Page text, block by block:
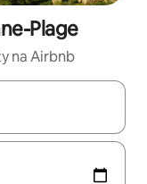
Plage
na Airbnb
si ich prechádzať